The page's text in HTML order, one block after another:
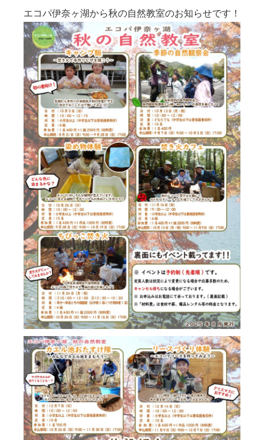
エコパ伊奈ヶ湖から秋の自然教室のお知らせです！